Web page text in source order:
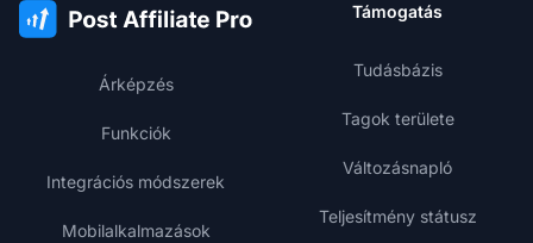
Árképzés
Funkciók
Integrációs módszerek
Mobilalkalmazások
Támogatás
Tudásbázis
Tagok területe
Változásnapló
Teljesítmény státusz